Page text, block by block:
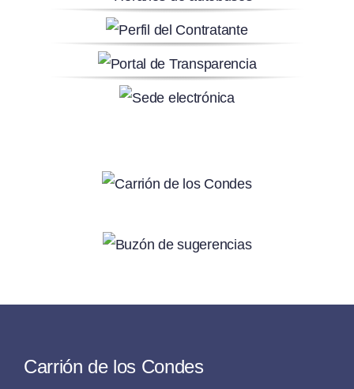
Carrión de los Condes